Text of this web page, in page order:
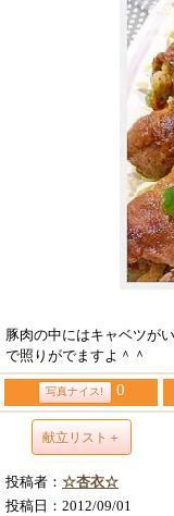
豚肉の中にはキャベツが
で照りがでますよ＾＾
写真ナイス! 0
献立リスト＋
投稿者： ☆杏衣☆
投稿日： 2012/09/01